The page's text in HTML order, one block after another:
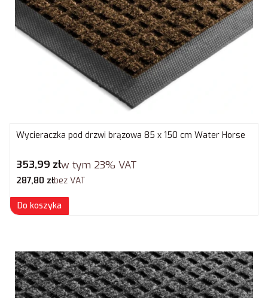
Wycieraczka pod drzwi brązowa 85 x 150 cm Water Horse
Cena brutto
353,99 złw tym 23% VAT
Cena netto
287,80 złbez VAT
Do koszyka